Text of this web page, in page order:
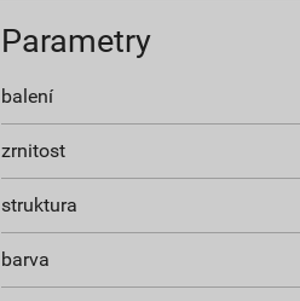
Parametry
balení
zrnitost
struktura
barva